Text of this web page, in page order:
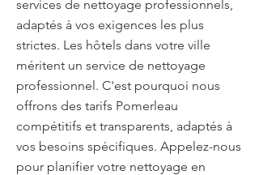
services de nettoyage professionnels,
adaptés à vos exigences les plus
strictes. Les hôtels dans votre ville
méritent un service de nettoyage
professionnel. C'est pourquoi nous
offrons des tarifs Pomerleau
compétitifs et transparents, adaptés à
vos besoins spécifiques. Appelez-nous
pour planifier votre nettoyage en